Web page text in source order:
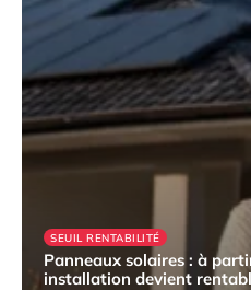
SEUIL RENTABILITÉ
Panneaux solaires : à
installation devient